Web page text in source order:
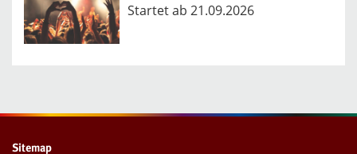
Startet ab 21.09.2026
Sitemap